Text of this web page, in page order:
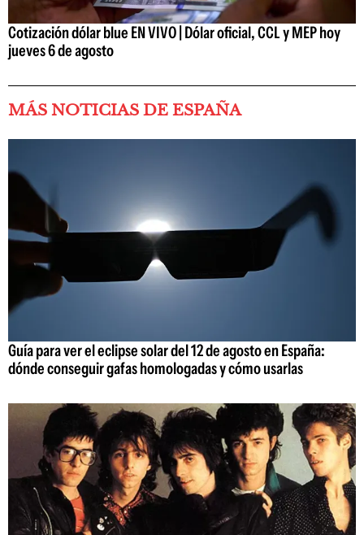
Cotización dólar blue EN VIVO | Dólar oficial, CCL y MEP hoy
jueves 6 de agosto
MÁS NOTICIAS DE ESPAÑA
Guía para ver el eclipse solar del 12 de agosto en España:
dónde conseguir gafas homologadas y cómo usarlas